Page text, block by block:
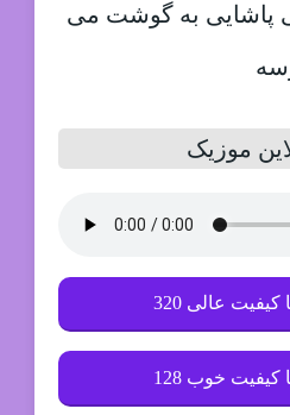
موزیک
کیفیت عالی 320
کیفیت خوب 128